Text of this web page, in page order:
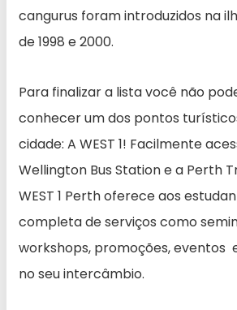
cangurus foram introduzidos na
de 1998 e 2000.
Para finalizar a lista você não
conhecer um dos pontos
cidade: A WEST 1! Facilmente
Wellington Bus Station e a Perth
WEST 1 Perth oferece aos
completa de serviços como
workshops, promoções, eventos
no seu intercâmbio.